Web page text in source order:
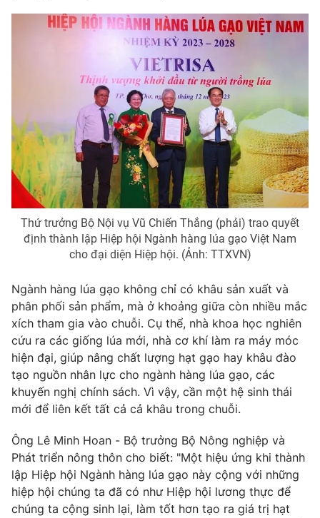
Thị trường
Podcast
Photo Infographic
Video Shorts video
VTV Money VTV Thể thao
VTV Sức khoẻ Bất động sản
Thị trường 24h Tấm lòng Việt
VTV4 Vươn mình bằng AI
VTV9 VTV8
Liên hệ tòa soạn English
THỜI BÁO VTV
Thứ trưởng Bộ Nội vụ Vũ Chiến Thắng (phải) trao quyết
định thành lập Hiệp hội Ngành hàng lúa gạo Việt Nam
cho đại diện Hiệp hội. (Ảnh: TTXVN)
Ngành hàng lúa gạo không chỉ có khâu sản xuất và
phân phối sản phẩm, mà ở khoảng giữa còn nhiều mắc
xích tham gia vào chuỗi. Cụ thể, nhà khoa học nghiên
cứu ra các giống lúa mới, nhà cơ khí làm ra máy móc
hiện đại, giúp nâng chất lượng hạt gạo hay khâu đào
tạo nguồn nhân lực cho ngành hàng lúa gạo, các
khuyến nghị chính sách. Vì vậy, cần một hệ sinh thái
mới để liên kết tất cả cả khâu trong chuỗi.
Ông Lê Minh Hoan - Bộ trưởng Bộ Nông nghiệp và
Phát triển nông thôn cho biết: "Một hiệu ứng khi thành
lập Hiệp hội Ngành hàng lúa gạo này cộng với những
hiệp hội chúng ta đã có như Hiệp hội lương thực để
chúng ta cộng sinh lại, làm tốt hơn tạo ra giá trị hạt